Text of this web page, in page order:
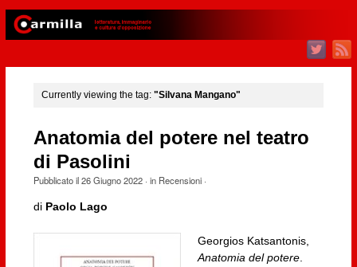
Currently viewing the tag: "Silvana Mangano"
Anatomia del potere nel teatro
di Pasolini
Pubblicato il26 Giugno 2022· in Recensioni·
di Paolo Lago
Georgios Katsantonis,
Anatomia del potere.